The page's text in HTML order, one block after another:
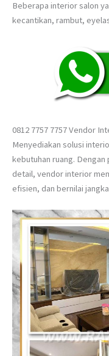
Beberapa interior salon
kecantikan, rambut,
0812 7757 7757 Vendor
Menyediakan solusi
kebutuhan ruang.
detail, vendor interior
efisien, dan bernilai